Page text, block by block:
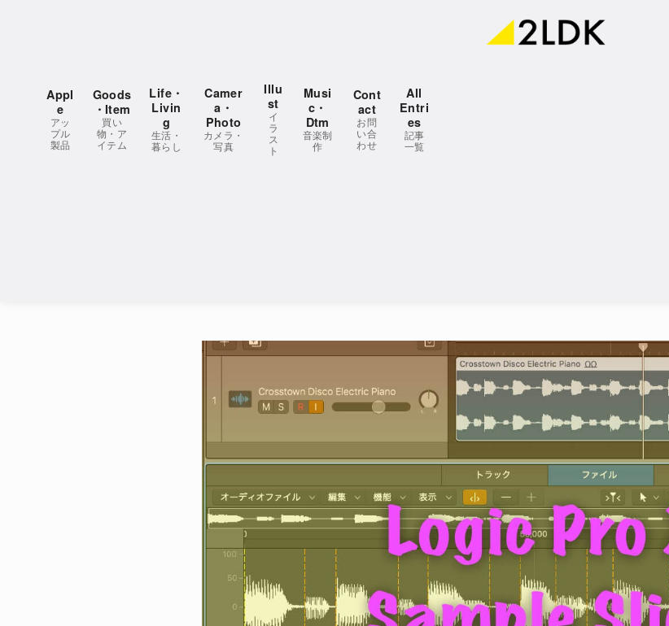
Appl
e
アッ
プル
製品
Goods
・Item
買い
物・ア
イテム
Life・
Livin
g
生活・
暮らし
Camer
a・
Photo
カメラ・
写真
Illu
st
イ
ラ
ス
ト
Musi
c・
Dtm
音楽制
作
Cont
act
お問
い合
わせ
All
Entri
es
記事
一覧